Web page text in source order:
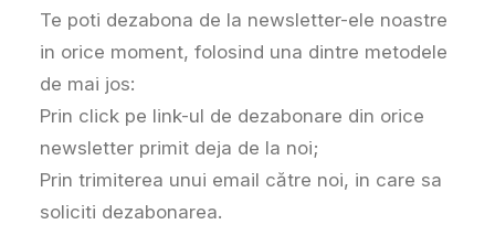
Te poti dezabona de la newsletter-ele noastre
in orice moment, folosind una dintre metodele
de mai jos:
Prin click pe link-ul de dezabonare din orice
newsletter primit deja de la noi;
Prin trimiterea unui email către noi, in care sa
soliciti dezabonarea.